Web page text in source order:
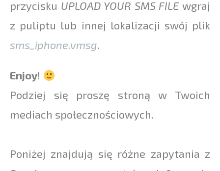
przycisku UPLOAD YOUR SMS FILEwgraj
z puliptu lub innej lokalizacji swój plik
sms_iphone.vmsg.
Enjoy!
Podziej się proszę stroną w Twoich
mediach społecznościowych.
Poniżej znajdują się różne zapytania z